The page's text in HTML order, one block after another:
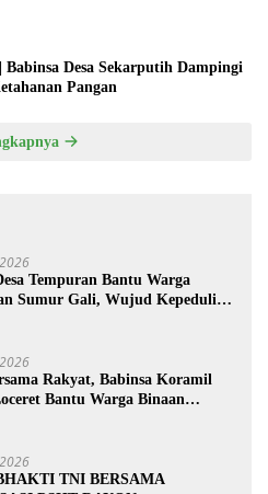
Babinsa Desa Sekarputih Dampingi
Pangan
Tempuran Bantu Warga
Sumur Gali, Wujud Kepedulian
Rakyat, Babinsa Koramil
Bantu Warga Binaan
TNI BERSAMA